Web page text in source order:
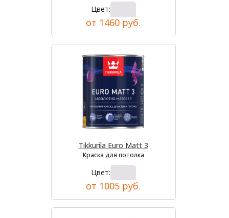
Цвет:
от 1460 руб.
Tikkurila Euro Matt 3
Краска для потолка
Цвет:
от 1005 руб.